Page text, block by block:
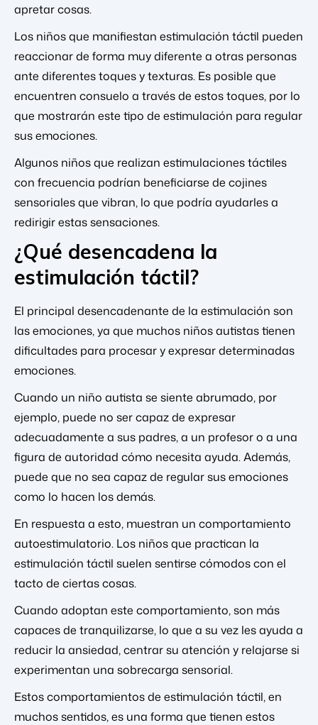
apretar cosas.
Los niños que manifiestan estimulación táctil pueden
reaccionar de forma muy diferente a otras personas
ante diferentes toques y texturas. Es posible que
encuentren consuelo a través de estos toques, por lo
que mostrarán este tipo de estimulación para regular
sus emociones.
Algunos niños que realizan estimulaciones táctiles
con frecuencia podrían beneficiarse de cojines
sensoriales que vibran, lo que podría ayudarles a
redirigir estas sensaciones.
¿Qué desencadena la
estimulación táctil?
El principal desencadenante de la estimulación son
las emociones, ya que muchos niños autistas tienen
dificultades para procesar y expresar determinadas
emociones.
Cuando un niño autista se siente abrumado, por
ejemplo, puede no ser capaz de expresar
adecuadamente a sus padres, a un profesor o a una
figura de autoridad cómo necesita ayuda. Además,
puede que no sea capaz de regular sus emociones
como lo hacen los demás.
En respuesta a esto, muestran un comportamiento
autoestimulatorio. Los niños que practican la
estimulación táctil suelen sentirse cómodos con el
tacto de ciertas cosas.
Cuando adoptan este comportamiento, son más
capaces de tranquilizarse, lo que a su vez les ayuda a
reducir la ansiedad, centrar su atención y relajarse si
experimentan una sobrecarga sensorial.
Estos comportamientos de estimulación táctil, en
muchos sentidos, es una forma que tienen estos